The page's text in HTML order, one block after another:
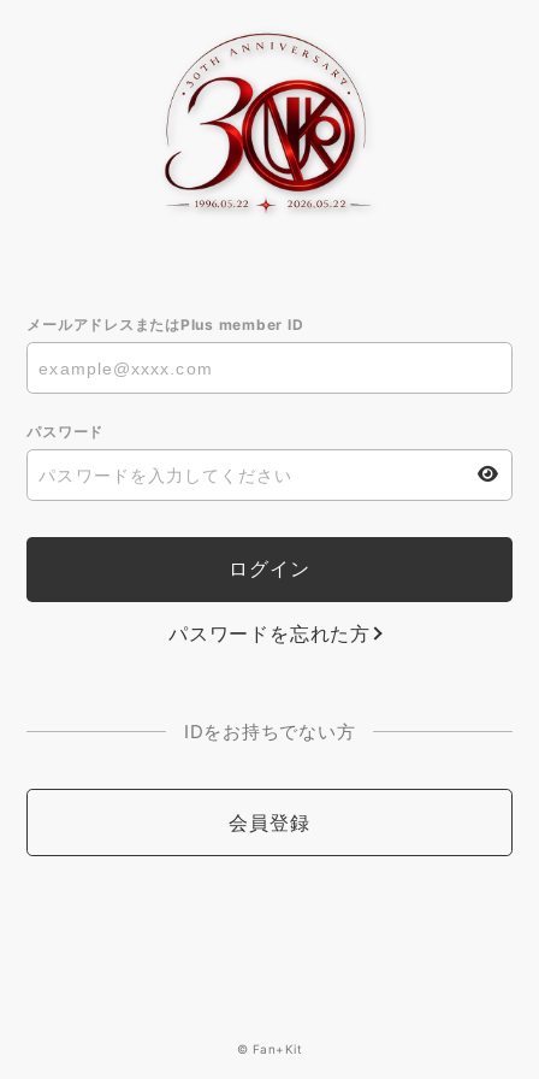
メールアドレスまたはPlus member ID
パスワード
パスワードを忘れた方
IDをお持ちでない方
会員登録
© Fan+Kit